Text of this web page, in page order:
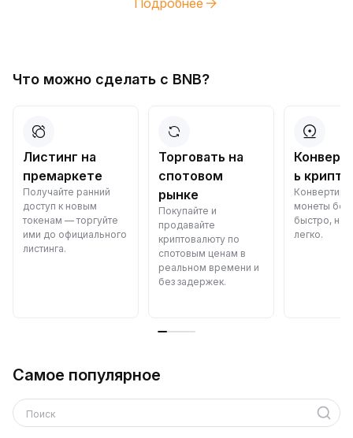
Подробнее
Что можно сделать с BNB?
Листинг на
премаркете
Получайте ранний
доступ к новым
токенам — торгуйте
ими до официального
листинга.
Торговать на
спотовом
рынке
Покупайте и
продавайте
криптовалюту по
спотовым ценам в
реальном времени и
без задержек.
ь
монеты
быстро,
легко.
Самое популярное
Поиск